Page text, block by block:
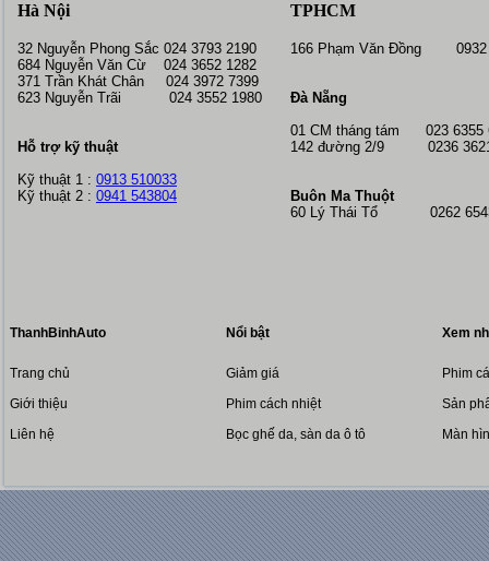
Hà Nội
32 Nguyễn Phong Sắc 024 3793 2190
684 Nguyễn Văn Cừ 024 3652 1282
371 Trần Khát Chân 024 3972 7399
623 Nguyễn Trãi 024 3552 1980
Hỗ trợ kỹ thuật
Kỹ thuật 1 : 0913 510033
Kỹ thuật 2 : 0941 543804
TPHCM
166 Phạm Văn Đồng 0932
Đà Nẵng
01 CM tháng tám 023 6355
142 đường 2/9 0236
Buôn Ma Thuột
60 Lý Thái Tổ 0262
ThanhBinhAuto
Trang chủ
Giới thiệu
Liên hệ
Nổi bật
Giảm giá
Phim cách nhiệt
Bọc ghế da, sàn da ô tô
Xem
Phim
Sản
Màn